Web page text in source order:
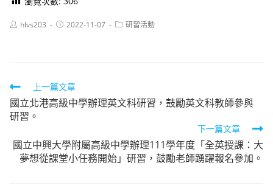
Posthlvs203
Post2022-11-07
Post研習活動
Read
more
articles
上一篇文章
國立北港高級中學辦理英文科研習，鼓勵英文科教師參與
研習。
下一篇文章
國立中興大學附屬高級中學辦理111學年度「全英授課：大
夢想從課堂小任務開始」研習，鼓勵老師踴躍報名參加。